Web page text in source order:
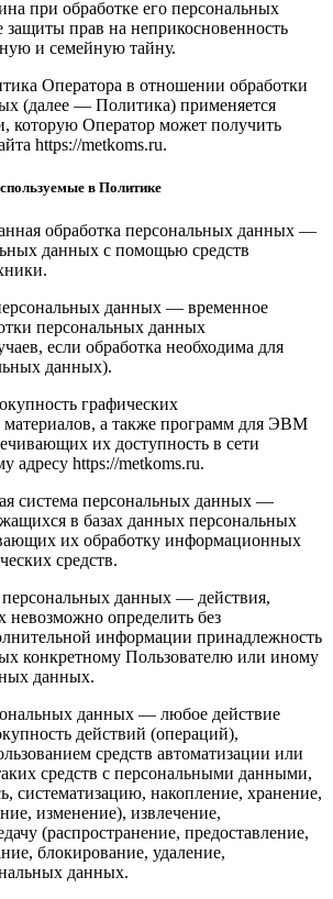
при обработке его персональных
защиты прав на неприкосновенность
и семейную тайну.
Оператора в отношении обработки
(далее — Политика) применяется
которую Оператор может получить
https://metkoms.ru.
в Политике
обработка персональных данных —
данных с помощью средств
данных — временное
персональных данных
если обработка необходима для
данных).
графических
а также программ для ЭВМ
их доступность в сети
адресу https://metkoms.ru.
система персональных данных —
в базах данных персональных
их обработку информационных
средств.
данных — действия,
невозможно определить без
информации принадлежность
конкретному Пользователю или иному
данных.
данных — любое действие
действий (операций),
средств автоматизации или
средств с персональными данными,
систематизацию, накопление, хранение,
изменение), извлечение,
(распространение, предоставление,
блокирование, удаление,
данных.